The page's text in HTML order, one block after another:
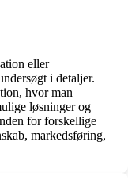
eller
i detaljer.
hvor man
løsninger og
for forskellige
markedsføring,